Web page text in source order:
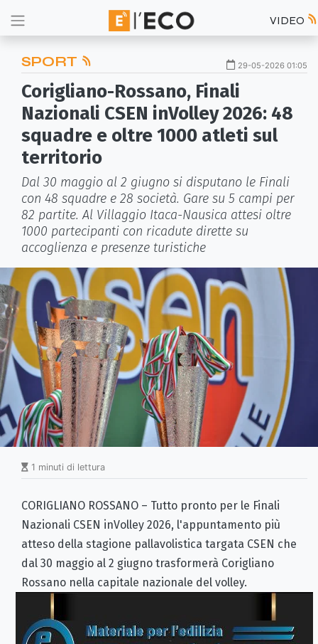
VIDEO
SPORT 29-05-2026 01:05
Corigliano-Rossano, Finali
Nazionali CSEN inVolley 2026: 48
squadre e oltre 1000 atleti sul
territorio
Dal 30 maggio al 2 giugno si disputano le Finali
con 48 squadre e 28 società. Gare su 5 campi per
82 partite. Al Villaggio Itaca-Nausica attesi oltre
1000 partecipanti con ricadute dirette su
accoglienza e presenze turistiche
1 minuti di lettura
CORIGLIANO ROSSANO – Tutto pronto per le Finali
Nazionali CSEN inVolley 2026, l'appuntamento più
atteso della stagione pallavolistica targata CSEN che
dal 30 maggio al 2 giugno trasformerà Corigliano
Rossano nella capitale nazionale del volley.